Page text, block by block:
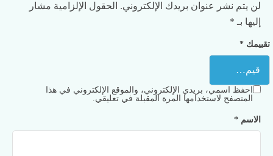
لن يتم نشر عنوان بريدك الإلكتروني. الحقول الإلزامية مشار
إليها بـ *
تقييمك *
الاسم *
احفظ اسمي، بريدي الإلكتروني، والموقع الإلكتروني في هذا
المتصفح لاستخدامها المرة المقبلة في تعليقي.